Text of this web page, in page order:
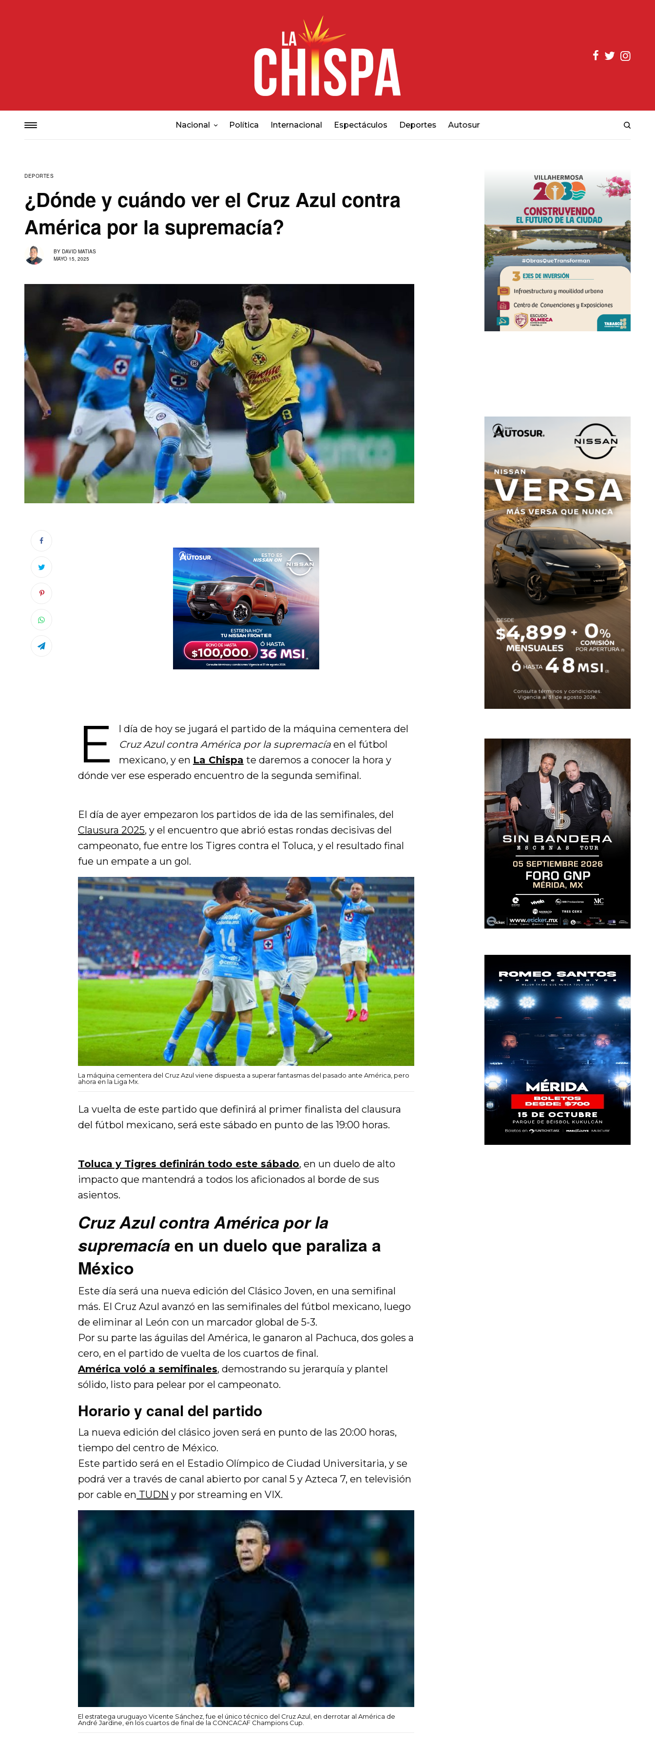
Nacional Política Internacional Espectáculos Deportes Autosur
DEPORTES
¿Dónde y cuándo ver el Cruz Azul contra
América por la supremacía?
BY DAVID MATIAS
MAYO 15, 2025
E
l día de hoy se jugará el partido de la máquina cementera del
Cruz Azul contra América por la supremacíaen el fútbol
mexicano, y en La Chispa te daremos a conocer la hora y
dónde ver ese esperado encuentro de la segunda semifinal.
El día de ayer empezaron los partidos de ida de las semifinales, del
Clausura 2025, y el encuentro que abrió estas rondas decisivas del
campeonato, fue entre los Tigres contra el Toluca, y el resultado final
fue un empate a un gol.
La máquina cementera del Cruz Azul viene dispuesta a superar fantasmas del pasado ante América, pero
ahora en la Liga Mx.
La vuelta de este partido que definirá al primer finalista del clausura
del fútbol mexicano, será este sábado en punto de las 19:00 horas.
Toluca y Tigres definirán todo este sábado, en un duelo de alto
impacto que mantendrá a todos los aficionados al borde de sus
asientos.
Cruz Azul contra América por la
supremacíaen un duelo que paraliza a
México
Este día será una nueva edición del Clásico Joven, en una semifinal
más. El Cruz Azul avanzó en las semifinales del fútbol mexicano, luego
de eliminar al León con un marcador global de 5-3.
Por su parte las águilas del América, le ganaron al Pachuca, dos goles a
cero, en el partido de vuelta de los cuartos de final.
América voló a semifinales, demostrando su jerarquía y plantel
sólido, listo para pelear por el campeonato.
Horario y canal del partido
La nueva edición del clásico joven será en punto de las 20:00 horas,
tiempo del centro de México.
Este partido será en el Estadio Olímpico de Ciudad Universitaria, y se
podrá ver a través de canal abierto por canal 5 y Azteca 7, en televisión
por cable en TUDN y por streaming en VIX.
El estratega uruguayo Vicente Sánchez, fue el único técnico del Cruz Azul, en derrotar al América de
André Jardine, en los cuartos de final de la CONCACAF Champions Cup.